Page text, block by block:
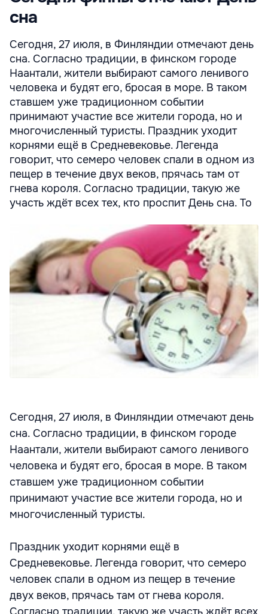
сна
Сегодня, 27 июля, в Финляндии отмечают день
сна. Согласно традиции, в финском городе
Наантали, жители выбирают самого ленивого
человека и будят его, бросая в море. В таком
ставшем уже традиционном событии
принимают участие все жители города, но и
многочисленный туристы. Праздник уходит
корнями ещё в Средневековье. Легенда
говорит, что семеро человек спали в одном из
пещер в течение двух веков, прячась там от
гнева короля. Согласно традиции, такую же
участь ждёт всех тех, кто проспит День сна. То
Сегодня, 27 июля, в Финляндии отмечают день
сна. Согласно традиции, в финском городе
Наантали, жители выбирают самого ленивого
человека и будят его, бросая в море. В таком
ставшем уже традиционном событии
принимают участие все жители города, но и
многочисленный туристы.
Праздник уходит корнями ещё в
Средневековье. Легенда говорит, что семеро
человек спали в одном из пещер в течение
двух веков, прячась там от гнева короля.